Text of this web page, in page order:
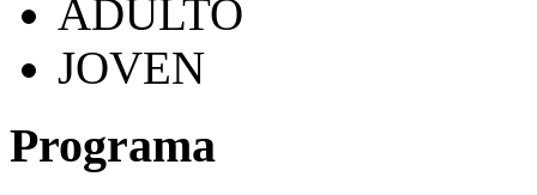
ADULTO
JOVEN
Programa